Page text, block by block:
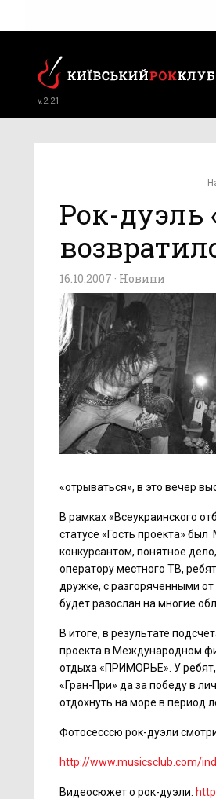
v.2.21
Рок-дуэль
16.10.2007 · Новини
«отрываться», в это вечер
В рамках «Всеукраинского
статусе «Гость проекта»
конкурсантом, понятное
оператору местного ТВ,
дружке, с разгоряченными
будет разослан на многие
В итоге, в результате
проекта в Международном
отдыха «ПРИМОРЬЕ». У ребят,
«Гран-При» да за победу в
отдохнуть на море в период
Фотосесссю рок-дуэли
http://www.musicsclub.com/
Видеосюжет о рок-дуэли: